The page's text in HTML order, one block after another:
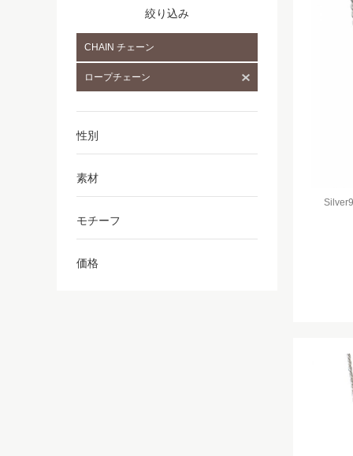
絞り込み
CHAIN チェーン
ロープチェーン
性別
素材
モチーフ
価格